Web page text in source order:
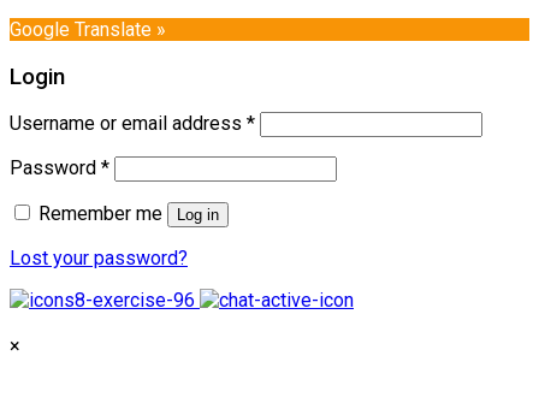
Google Translate »
Login
Username or email address *
Password *
Remember me
Log in
Lost your password?
×